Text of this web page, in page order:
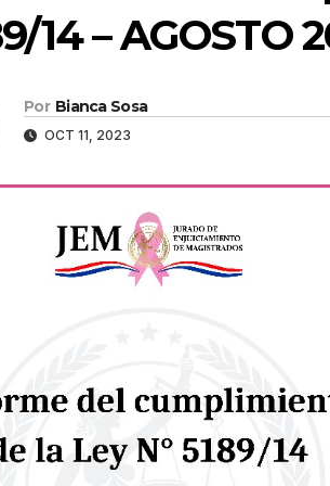
14 – AGOSTO
Por Bianca Sosa
OCT 11, 2023